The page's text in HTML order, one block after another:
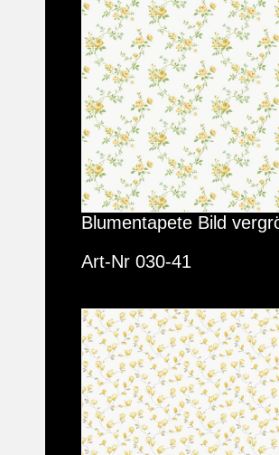
Blumentapete Bild
Art-Nr 030-41